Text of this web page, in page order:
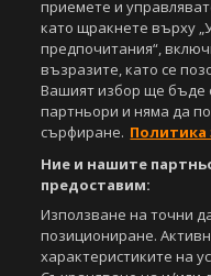
Съдържанието на този уеб
под закрила на Закона за
Всички статии, репортажи,
видео материали,
Спортал, освен ако изрично
публикуване на текстови
Агенция Спортал, посочване
www.sportal.bg.
публикувани в сайта, е
санкционирани с цялата
СвалиБЕЗПЛАТНОТО
приемете и
като щракнете върху
предпочитания“,
възразите, като се
Вашият избор ще бъде
партньори и няма да
сърфиране. Политика
Ние и нашите
предоставим:
Използване на точни
позициониране.
характеристиките на